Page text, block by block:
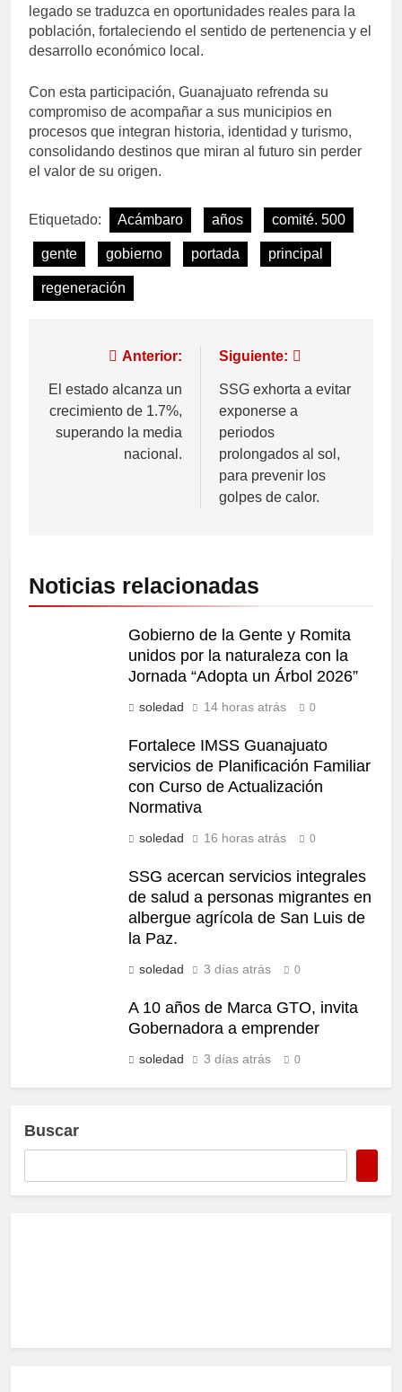
legado se traduzca en oportunidades reales para la
población, fortaleciendo el sentido de pertenencia y el
desarrollo económico local.
Con esta participación, Guanajuato refrenda su
compromiso de acompañar a sus municipios en
procesos que integran historia, identidad y turismo,
consolidando destinos que miran al futuro sin perder
el valor de su origen.
Etiquetado: Acámbaro años comité. 500
gente gobierno portada principal
regeneración
Anterior:
El estado alcanza un
crecimiento de 1.7%,
superando la media
nacional.
Siguiente:
SSG exhorta a evitar
exponerse a
periodos
prolongados al sol,
para prevenir los
golpes de calor.
Noticias relacionadas
Gobierno de la Gente y Romita
unidos por la naturaleza con la
Jornada “Adopta un Árbol 2026”
soledad 14 horas atrás 0
Fortalece IMSS Guanajuato
servicios de Planificación Familiar
con Curso de Actualización
Normativa
soledad 16 horas atrás 0
SSG acercan servicios integrales
de salud a personas migrantes en
albergue agrícola de San Luis de
la Paz.
soledad 3 días atrás 0
A 10 años de Marca GTO, invita
Gobernadora a emprender
soledad 3 días atrás 0
Buscar